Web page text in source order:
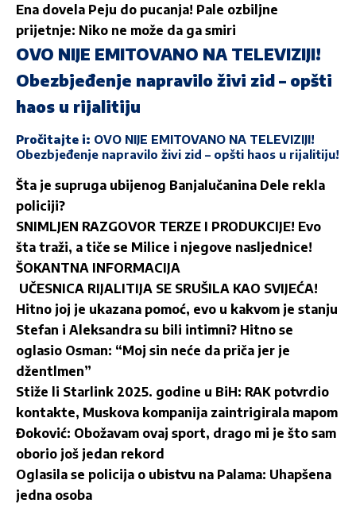
Ena dovela Peju do pucanja! Pale ozbiljne
prijetnje: Niko ne može da ga smiri
OVO NIJE EMITOVANO NA TELEVIZIJI!
Obezbjeđenje napravilo živi zid – opšti
haos u rijalitiju
Pročitajte i: OVO NIJE EMITOVANO NA TELEVIZIJI!
Obezbjeđenje napravilo živi zid – opšti haos u rijalitiju!
Šta je supruga ubijenog Banjalučanina Dele rekla
policiji?
SNIMLJEN RAZGOVOR TERZE I PRODUKCIJE! Evo
šta traži, a tiče se Milice i njegove nasljednice!
ŠOKANTNA INFORMACIJA
UČESNICA RIJALITIJA SE SRUŠILA KAO SVIJEĆA!
Hitno joj je ukazana pomoć, evo u kakvom je stanju
Stefan i Aleksandra su bili intimni? Hitno se
oglasio Osman: “Moj sin neće da priča jer je
džentlmen”
Stiže li Starlink 2025. godine u BiH: RAK potvrdio
kontakte, Muskova kompanija zaintrigirala mapom
Đoković: Obožavam ovaj sport, drago mi je što sam
oborio još jedan rekord
Oglasila se policija o ubistvu na Palama: Uhapšena
jedna osoba